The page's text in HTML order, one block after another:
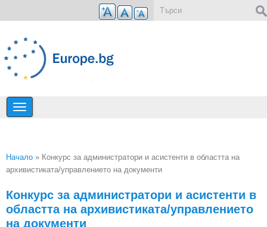
Премини към основното съдържание
Вие сте тук
Начало » Конкурс за администратори и асистенти в областта на
архивистикатa/управлениетo на документи
Конкурс за администратори и асистенти в
областта на архивистикатa/управлениетo
на документи